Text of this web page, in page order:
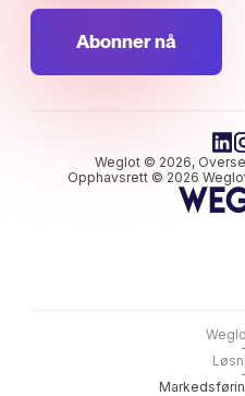
Abonner nå
Weglot © 2026,
Opphavsrett © 2026
-
-